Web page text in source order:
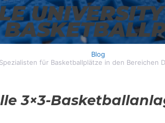
Blog
für Basketballplätze in den Bereichen
3×3-